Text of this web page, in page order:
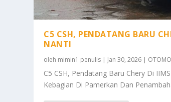
C5 CSH, PENDATANG BARU
NANTI
oleh mimin1 penulis Jan 30, 2026
C5 CSH, Pendatang Baru Chery Di
Kebagian Di Pamerkan Dan